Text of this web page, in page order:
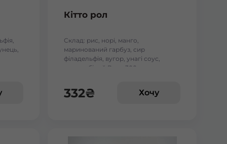
Кітто рол
Склад: рис, норі, манго,
маринований гарбуз, сир
філадельфія, вугор, унагі соус,
кунжут білий Вага: 300 г.
332₴ Хочу